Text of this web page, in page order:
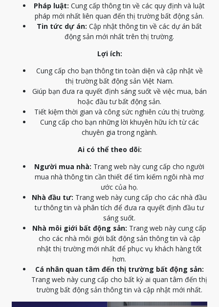
Pháp luật: Cung cấp thông tin về các quy định và luật
pháp mới nhất liên quan đến thị trường bất động sản.
Tin tức dự án: Cập nhật thông tin về các dự án bất
động sản mới nhất trên thị trường.
Lợi ích:
Cung cấp cho bạn thông tin toàn diện và cập nhật về
thị trường bất động sản Việt Nam.
Giúp bạn đưa ra quyết định sáng suốt về việc mua, bán
hoặc đầu tư bất động sản.
Tiết kiệm thời gian và công sức nghiên cứu thị trường.
Cung cấp cho bạn những lời khuyên hữu ích từ các
chuyên gia trong ngành.
Ai có thể theo dõi:
Người mua nhà: Trang web này cung cấp cho người
mua nhà thông tin cần thiết để tìm kiếm ngôi nhà mơ
ước của họ.
Nhà đầu tư: Trang web này cung cấp cho các nhà đầu
tư thông tin và phân tích để đưa ra quyết định đầu tư
sáng suốt.
Nhà môi giới bất động sản: Trang web này cung cấp
cho các nhà môi giới bất động sản thông tin và cập
nhật thị trường mới nhất để phục vụ khách hàng tốt
hơn.
Cá nhân quan tâm đến thị trường bất động sản:
Trang web này cung cấp cho bất kỳ ai quan tâm đến thị
trường bất động sản thông tin và cập nhật mới nhất.